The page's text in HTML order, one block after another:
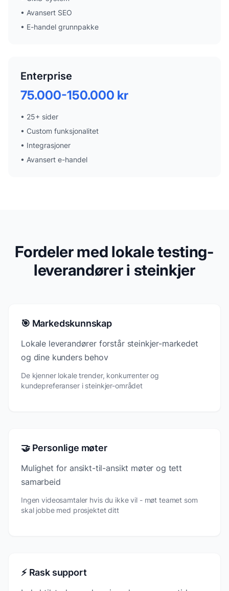
• Avansert SEO
• E-handel grunnpakke
Enterprise
75.000-150.000 kr
• 25+ sider
• Custom funksjonalitet
• Integrasjoner
• Avansert e-handel
Fordeler med lokale testing-
leverandører i steinkjer
🎯 Markedskunnskap
Lokale leverandører forstår steinkjer-markedet
og dine kunders behov
De kjenner lokale trender, konkurrenter og
kundepreferanser i steinkjer-området
🤝 Personlige møter
Mulighet for ansikt-til-ansikt møter og tett
samarbeid
Ingen videosamtaler hvis du ikke vil - møt teamet som
skal jobbe med prosjektet ditt
⚡ Rask support